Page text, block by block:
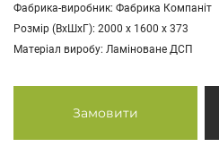
Фабрика-виробник: Фабрика Компаніт
Розмір (ВхШхГ): 2000 х 1600 х 373
Матеріал виробу: Ламіноване ДСП
Замовити